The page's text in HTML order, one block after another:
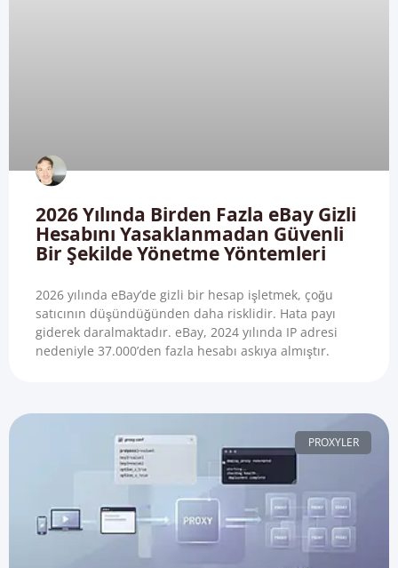
2026 Yılında Birden Fazla eBay Gizli
Hesabını Yasaklanmadan Güvenli
Bir Şekilde Yönetme Yöntemleri
2026 yılında eBay’de gizli bir hesap işletmek, çoğu
satıcının düşündüğünden daha risklidir. Hata payı
giderek daralmaktadır. eBay, 2024 yılında IP adresi
nedeniyle 37.000’den fazla hesabı askıya almıştır.
PROXYLER